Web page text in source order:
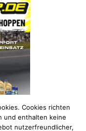
Cookies richten
und enthalten keine
nutzerfreundlicher,